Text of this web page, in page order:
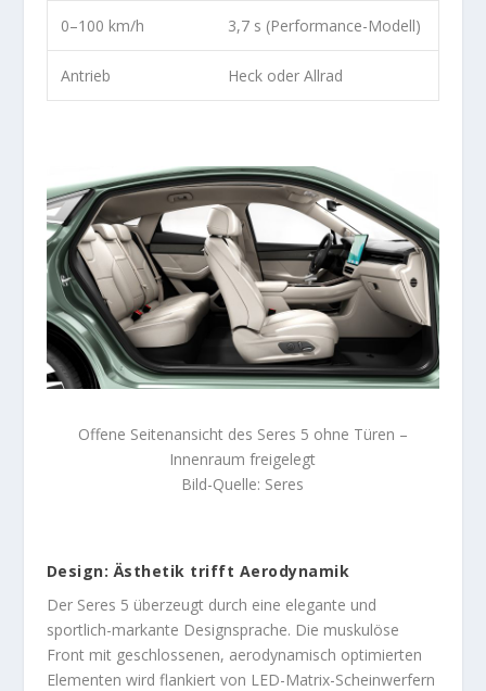
0–100 km/h 3,7 s (Performance-Modell)
Antrieb Heck oder Allrad
Offene Seitenansicht des Seres 5 ohne Türen –
Innenraum freigelegt
Bild-Quelle: Seres
Design: Ästhetik trifft Aerodynamik
Der Seres 5 überzeugt durch eine elegante und
sportlich-markante Designsprache. Die muskulöse
Front mit geschlossenen, aerodynamisch optimierten
Elementen wird flankiert von LED-Matrix-Scheinwerfern